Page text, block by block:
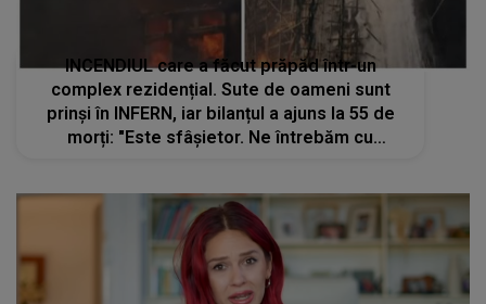
Marilu Dobrescu, mesaj DUR și fără ECHIVOC
după verdictul instanței în cazul procesului
pe care îl are cu Iustin Petrescu: "Este ultimul